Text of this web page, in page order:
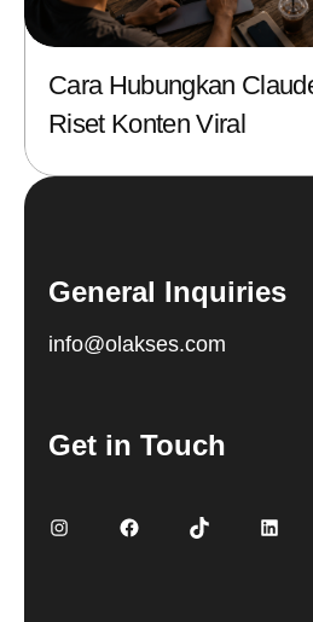
Cara Hubungkan
Riset Konten Viral
General Inquiries
info@olakses.com
Get in Touch
InstagramFacebookTikTok